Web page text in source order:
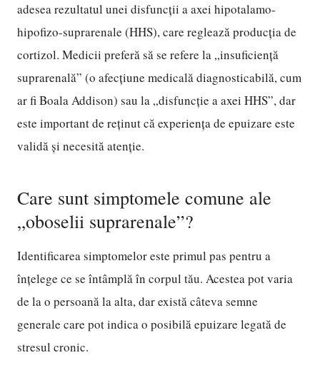
adesea rezultatul unei disfuncții a axei hipotalamo-
hipofizo-suprarenale (HHS), care reglează producția de
cortizol. Medicii preferă să se refere la „insuficiență
suprarenală” (o afecțiune medicală diagnosticabilă, cum
ar fi Boala Addison) sau la „disfuncție a axei HHS”, dar
este important de reținut că experiența de epuizare este
validă și necesită atenție.
Care sunt simptomele comune ale
„oboselii suprarenale”?
Identificarea simptomelor este primul pas pentru a
înțelege ce se întâmplă în corpul tău. Acestea pot varia
de la o persoană la alta, dar există câteva semne
generale care pot indica o posibilă epuizare legată de
stresul cronic.